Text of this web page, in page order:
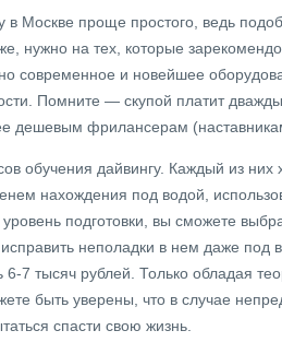
в Москве проще простого, ведь
нужно на тех, которые
современное и новейшее
Помните — скупой платит
дешевым фрилансерам
обучения дайвингу. Каждый из
нахождения под водой,
подготовки, вы сможете
неполадки в нем даже под
6-7 тысяч рублей. Только обладая
быть уверены, что в случае
спасти свою жизнь.